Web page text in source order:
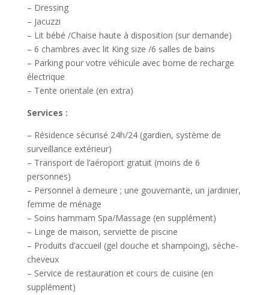
– Dressing
– Jacuzzi
– Lit bébé /Chaise haute à disposition (sur demande)
– 6 chambres avec lit King size /6 salles de bains
– Parking pour votre véhicule avec borne de recharge
électrique
– Tente orientale (en extra)
Services :
– Résidence sécurisé 24h/24 (gardien, système de
surveillance extérieur)
– Transport de l’aéroport gratuit (moins de 6
personnes)
– Personnel à demeure ; une gouvernante, un jardinier,
femme de ménage
– Soins hammam Spa/Massage (en supplément)
– Linge de maison, serviette de piscine
– Produits d’accueil (gel douche et shampoing), sèche-
cheveux
– Service de restauration et cours de cuisine (en
supplément)